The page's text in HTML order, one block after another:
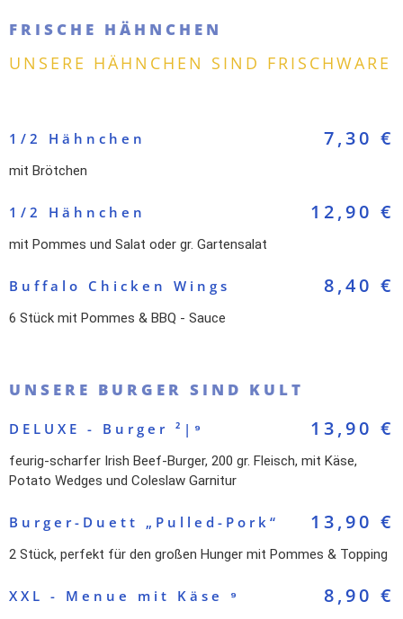
FRISCHE HÄHNCHEN
UNSERE HÄHNCHEN SIND FRISCHWARE
1/2 Hähnchen 7,30 €
mit Brötchen
1/2 Hähnchen 12,90 €
mit Pommes und Salat oder gr. Gartensalat
Buffalo Chicken Wings 8,40 €
6 Stück mit Pommes & BBQ - Sauce
UNSERE BURGER SIND KULT
DELUXE - Burger ²|⁹ 13,90 €
feurig-scharfer Irish Beef-Burger, 200 gr. Fleisch, mit Käse,
Potato Wedges und Coleslaw Garnitur
Burger-Duett „Pulled-Pork“ 13,90 €
2 Stück, perfekt für den großen Hunger mit Pommes & Topping
XXL - Menue mit Käse ⁹ 8,90 €